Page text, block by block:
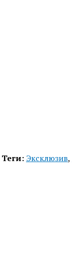
Теги: Эксклюзив,